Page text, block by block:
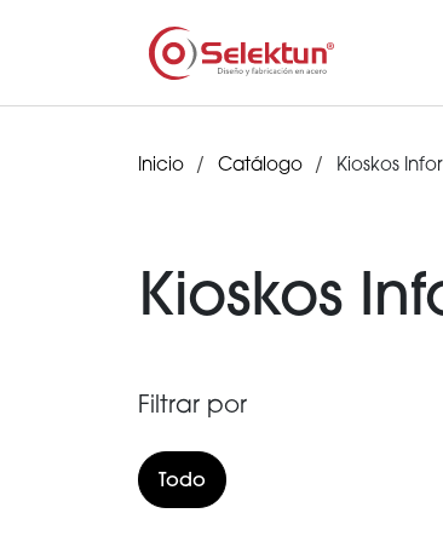
Inicio Catálogo Kioskos
Kioskos
Filtrar por
Todo